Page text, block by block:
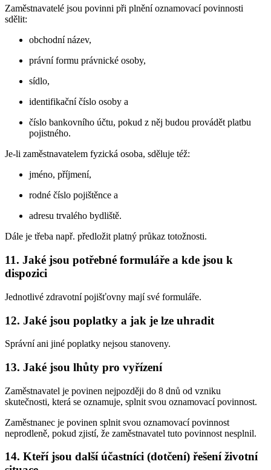
Zaměstnavatelé jsou povinni při plnění oznamovací povinnosti
sdělit:
obchodní název,
právní formu právnické osoby,
sídlo,
identifikační číslo osoby a
číslo bankovního účtu, pokud z něj budou provádět platbu
pojistného.
Je-li zaměstnavatelem fyzická osoba, sděluje též:
jméno, příjmení,
rodné číslo pojištěnce a
adresu trvalého bydliště.
Dále je třeba např. předložit platný průkaz totožnosti.
11. Jaké jsou potřebné formuláře a kde jsou k
dispozici
Jednotlivé zdravotní pojišťovny mají své formuláře.
12. Jaké jsou poplatky a jak je lze uhradit
Správní ani jiné poplatky nejsou stanoveny.
13. Jaké jsou lhůty pro vyřízení
Zaměstnavatel je povinen nejpozději do 8 dnů od vzniku
skutečnosti, která se oznamuje, splnit svou oznamovací povinnost.
Zaměstnanec je povinen splnit svou oznamovací povinnost
neprodleně, pokud zjistí, že zaměstnavatel tuto povinnost nesplnil.
14. Kteří jsou další účastníci (dotčení) řešení životní